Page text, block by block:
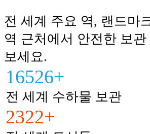
전 세계 주요 역, 랜드마
역 근처에서 안전한 보
보세요.
16526+
전 세계 수하물 보관
2322+